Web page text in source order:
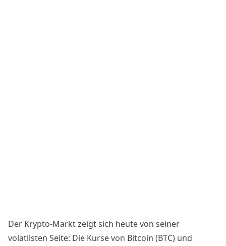
Der Krypto-Markt zeigt sich heute von seiner
volatilsten Seite: Die Kurse von Bitcoin (BTC) und